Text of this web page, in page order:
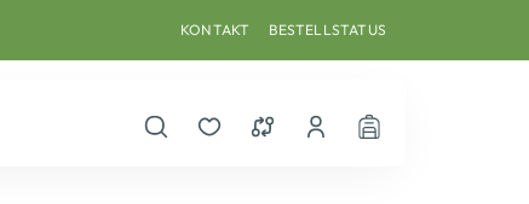
KONTAKT BESTELLSTATUS